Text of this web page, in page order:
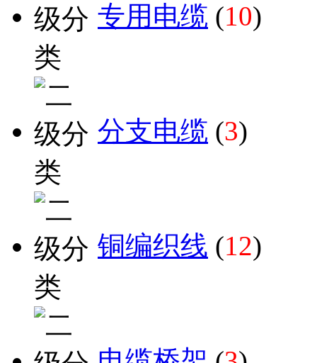
专用电缆 (10)
分支电缆 (3)
铜编织线 (12)